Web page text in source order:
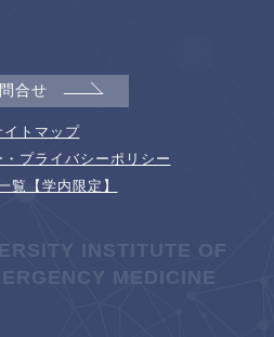
合せ
イトマップ
プライバシーポリシー
覧【学内限定】
INSTITUTE OF
MEDICINE